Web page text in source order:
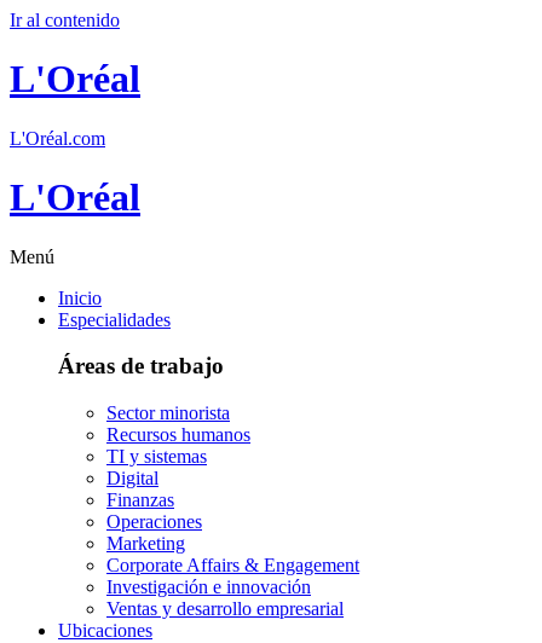
Ir al contenido
L'Oréal
L'Oréal.com
L'Oréal
Menú
Inicio
Especialidades
Áreas de trabajo
Sector minorista
Recursos humanos
TI y sistemas
Digital
Finanzas
Operaciones
Marketing
Corporate Affairs & Engagement
Investigación e innovación
Ventas y desarrollo empresarial
Ubicaciones